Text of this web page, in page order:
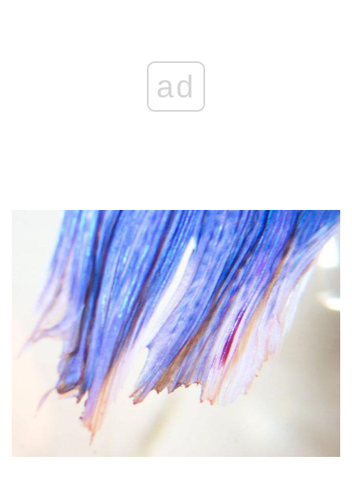
ad